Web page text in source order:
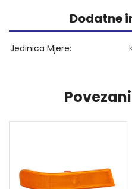
Dodatne
Jedinica Mjere